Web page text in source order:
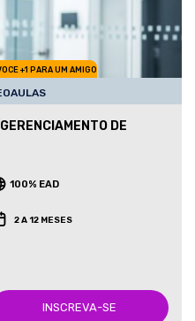
+1 PARA UM AMIGO
DE
100% EAD
2 A 12 MESES
INSCREVA-SE